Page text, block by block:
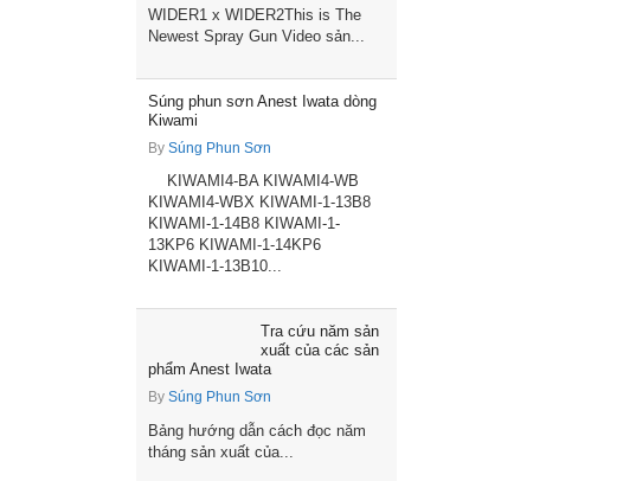
WIDER1 x WIDER2This is The
Newest Spray Gun Video sản...
Súng phun sơn Anest Iwata dòng
Kiwami
By Súng Phun Sơn
KIWAMI4-BA KIWAMI4-WB
KIWAMI4-WBX KIWAMI-1-13B8
KIWAMI-1-14B8 KIWAMI-1-
13KP6 KIWAMI-1-14KP6
KIWAMI-1-13B10...
Tra cứu năm sản
xuất của các sản
phẩm Anest Iwata
By Súng Phun Sơn
Bảng hướng dẫn cách đọc năm
tháng sản xuất của...